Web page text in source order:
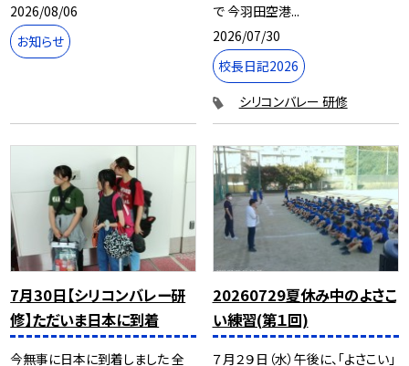
2026/08/06
お知らせ
で 今羽田空港...
2026/07/30
校長日記2026
シリコンバレー 研修
7月30日【シリコンバレー研
修】ただいま日本に到着
今無事に日本に到着しました 全
20260729夏休み中のよさこ
い練習(第１回)
７月２９日（水）午後に、「よさこい」